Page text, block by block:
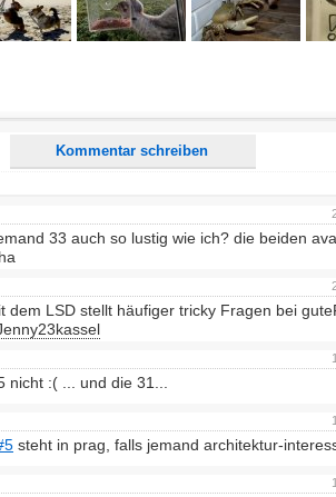
Kommentar schreiben
und <i> werden aus Deinem Kommentar entfernt.
Bitte verwende "www." oder "http://" in URLs
wenn zu meinem Kommentar Antworten erscheinen.
wenn auf dieser Seite weitere Kommentare erscheinen.
33 auch so lustig wie ich? die beiden
dem LSD stellt häufiger tricky Fragen bei
nicht :( ... und die 31...
steht in prag, falls jemand architektur-